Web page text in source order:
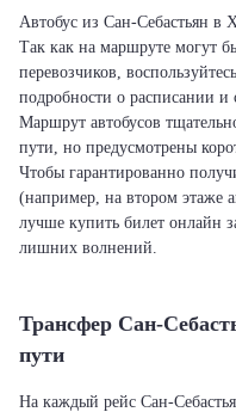
Автобус из Сан-Себастьян в
Так как на маршруте могут
перевозчиков,
подробности о расписании и
Маршрут автобусов
пути, но предусмотрены
Чтобы гарантированно
(например, на втором этаже
лучше купить билет онлайн
лишних волнений.
Трансфер Сан-
пути
На каждый рейс Сан-